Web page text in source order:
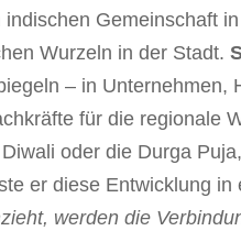
Gemeinschaft
Wurzeln in der Stadt.
– in
für die regionale
oder die Durga
er diese Entwicklung in
werden die